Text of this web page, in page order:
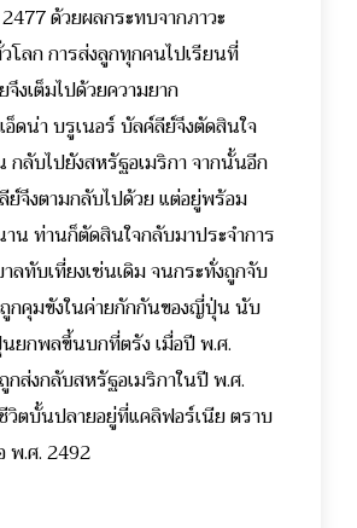
ด้วยผลกระทบจากภาวะ
โลก การส่งลูกทุกคนไปเรียนที่
จึงเต็มไปด้วยความยาก
ดน่า บรูเนอร์ บัลค์ลีย์จึงตัดสินใจ
กลับไปยังสหรัฐอเมริกา จากนั้นอีก
จึงตามกลับไปด้วย แต่อยู่พร้อม
น ท่านก็ตัดสินใจกลับมาประจำการ
ลทับเที่ยงเช่นเดิม จนกระทั่งถูกจับ
กคุมขังในค่ายกักกันของญี่ปุ่น นับ
ยกพลขึ้นบกที่ตรัง เมื่อปี พ.ศ.
กส่งกลับสหรัฐอเมริกาในปี พ.ศ.
วิตบั้นปลายอยู่ที่แคลิฟอร์เนีย ตราบ
พ.ศ. 2492